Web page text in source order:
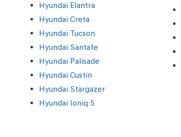
Hyundai Elantra
Hyundai Creta
Hyundai Tucson
Hyundai Santafe
Hyundai Palisade
Hyundai Custin
Hyundai Stargazer
Hyundai Ioniq 5